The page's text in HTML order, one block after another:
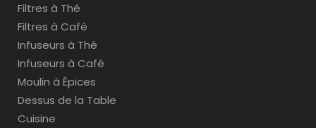
Filtres à Thé
Filtres à Café
Infuseurs à Thé
Infuseurs à Café
Moulin à Épices
Dessus de la Table
Cuisine